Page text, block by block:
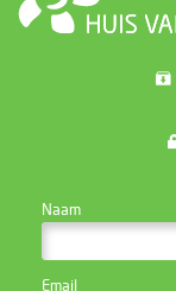
Naam
Email